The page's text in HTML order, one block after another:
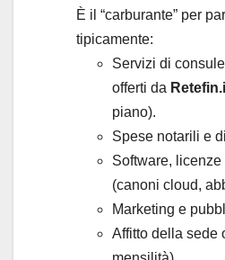
È il “carburante” per
tipicamente:
Servizi di
offerti da
piano).
Spese notarili e
Software,
(canoni cloud,
Marketing e
Affitto della sede